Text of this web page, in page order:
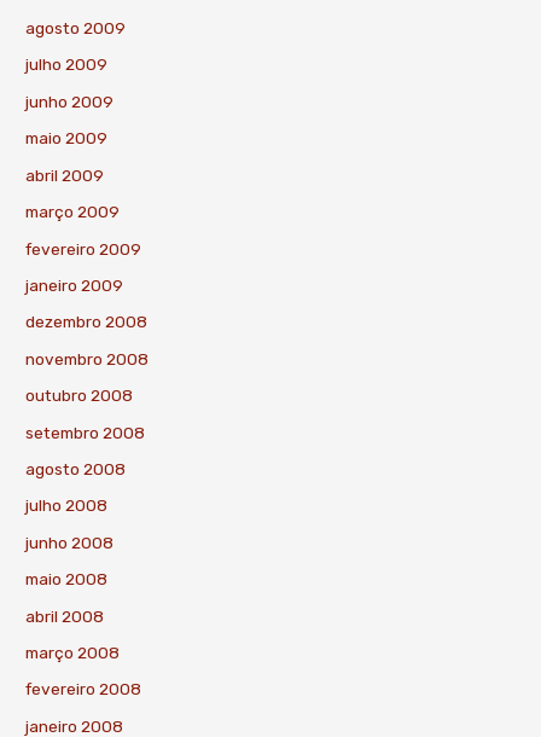
agosto 2009
julho 2009
junho 2009
maio 2009
abril 2009
março 2009
fevereiro 2009
janeiro 2009
dezembro 2008
novembro 2008
outubro 2008
setembro 2008
agosto 2008
julho 2008
junho 2008
maio 2008
abril 2008
março 2008
fevereiro 2008
janeiro 2008